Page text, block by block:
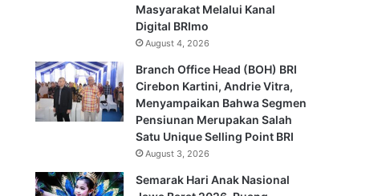
Masyarakat Melalui Kanal
Digital BRImo
August 4, 2026
Branch Office Head (BOH) BRI
Cirebon Kartini, Andrie Vitra,
Menyampaikan Bahwa Segmen
Pensiunan Merupakan Salah
Satu Unique Selling Point BRI
August 3, 2026
Semarak Hari Anak Nasional